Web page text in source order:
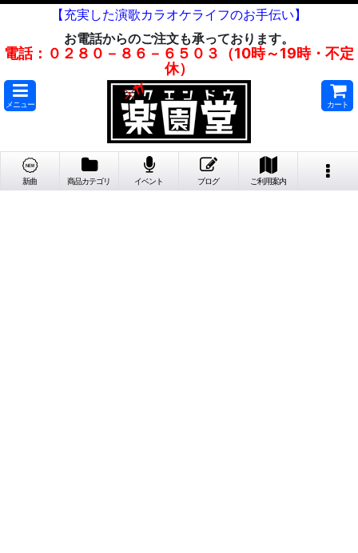
【充実した演歌カラオケライフのお手伝い】
お電話からのご注文も承っております。
電話：０２８０－８６－６５０３（10時～19時・不定
休）
メニュー カート
新曲 商品カテゴリ イベント ブログ ご利用案内